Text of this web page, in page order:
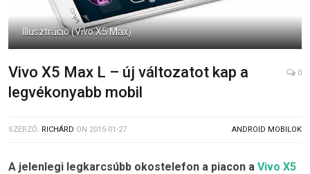
Illusztráció (Vivo X5 Max)
Vivo X5 Max L – új változatot kap a
legvékonyabb mobil
0
SZERZŐ: RICHÁRD ON 2015-01-27 ANDROID MOBILOK
A jelenlegi legkarcsúbb okostelefon a piacon a Vivo X5